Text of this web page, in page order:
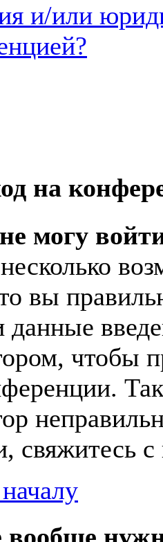
и/или
на
могу
вы
данные
чтобы
свяжитесь